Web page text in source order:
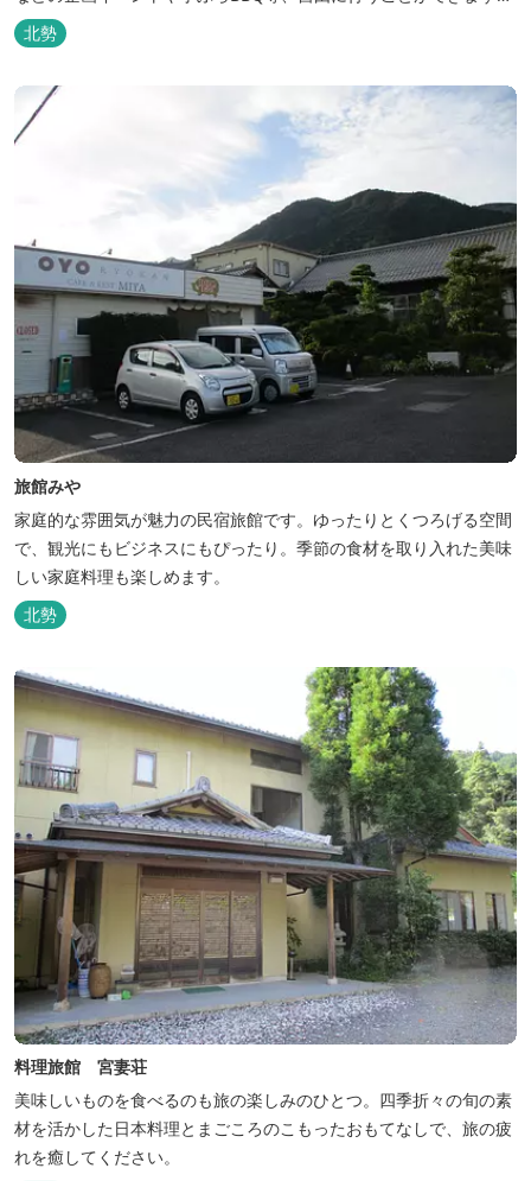
フードメニューも豊富で手ぶらでBBQを予算に合わせてお選びいた
だき、楽しんでいただくことがてぎます。 ドックランは全面人工芝
で水はけもよく、ワンちゃんの汚れを気にすることなく自由に遊
べ、エリア...
北勢
旅館みや
家庭的な雰囲気が魅力の民宿旅館です。ゆったりとくつろげる空間
で、観光にもビジネスにもぴったり。季節の食材を取り入れた美味
しい家庭料理も楽しめます。
北勢
料理旅館 宮妻荘
美味しいものを食べるのも旅の楽しみのひとつ。四季折々の旬の素
材を活かした日本料理とまごころのこもったおもてなしで、旅の疲
れを癒してください。